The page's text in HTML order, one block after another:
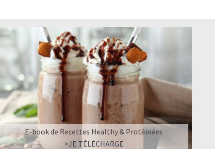
E-book de Recettes Healthy & Protéinées
>JE TÉLÉCHARGE